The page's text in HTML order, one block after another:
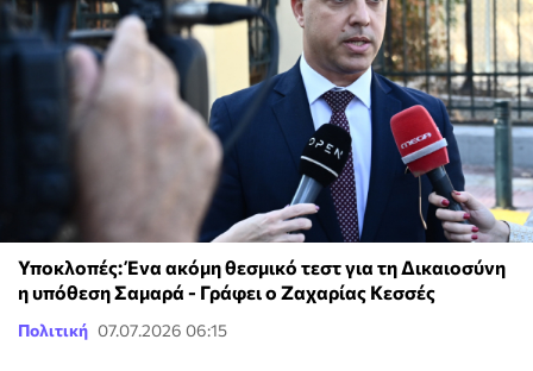
Υποκλοπές: Ένα ακόμη θεσμικό τεστ για τη Δικαιοσύνη
η υπόθεση Σαμαρά - Γράφει ο Ζαχαρίας Κεσσές
Πολιτική 07.07.2026 06:15